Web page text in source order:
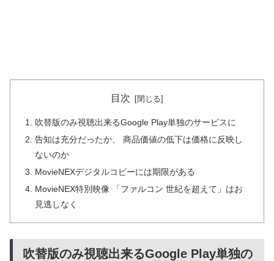
目次
吹替版のみ視聴出来るGoogle Play単独のサービスに
告知は充分だったか、 商品価値の低下は価格に反映し
ないのか
MovieNEXデジタルコピーには期限がある
MovieNEX特別映像 「ファルコン 世紀を超えて」はお
見逃しなく
吹替版のみ視聴出来るGoogle Play単独の